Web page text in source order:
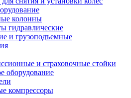
колонны
гидравлические
и грузоподъемные
и страховочные стойки
оборудование
компрессоры